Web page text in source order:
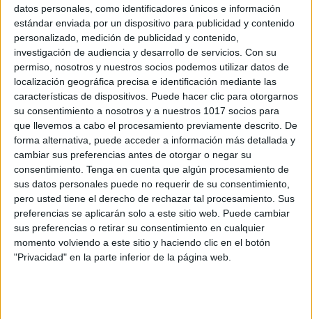
datos personales, como identificadores únicos e información
estándar enviada por un dispositivo para publicidad y contenido
personalizado, medición de publicidad y contenido,
investigación de audiencia y desarrollo de servicios. Con su
permiso, nosotros y nuestros socios podemos utilizar datos de
localización geográfica precisa e identificación mediante las
características de dispositivos. Puede hacer clic para otorgarnos
su consentimiento a nosotros y a nuestros 1017 socios para
que llevemos a cabo el procesamiento previamente descrito. De
forma alternativa, puede acceder a información más detallada y
cambiar sus preferencias antes de otorgar o negar su
consentimiento. Tenga en cuenta que algún procesamiento de
sus datos personales puede no requerir de su consentimiento,
pero usted tiene el derecho de rechazar tal procesamiento. Sus
preferencias se aplicarán solo a este sitio web. Puede cambiar
sus preferencias o retirar su consentimiento en cualquier
momento volviendo a este sitio y haciendo clic en el botón
"Privacidad" en la parte inferior de la página web.
Feliz 2015 nuestros mejores deseos
Orientación Andújar
Publicado el 31 diciembre, 2014
Desde Orientación Andújar queremos desear a todos
nuestros seguidores un felíz 2015 lleno de ilusiones y
nuevos deseos. QUe el año que comienza sea el
mejor de vuestras vidas y […]
SEGUIR LEYENDO